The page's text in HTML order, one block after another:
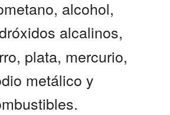
alcohol,
alcalinos,
plata, mercurio,
metálico y